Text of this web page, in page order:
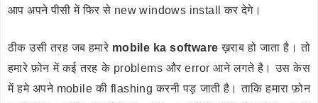
आप अपने पीसी में फिर से new windows install कर देगे।
ठीक उसी तरह जब हमारे mobile ka software ख़राब हो जाता है। तो
हमारे फ़ोन में कई तरह के problems और error आने लगते है। उस केस
में हमे अपने mobile की flashing करनी पड़ जाती है। ताकि हमारा फ़ोन